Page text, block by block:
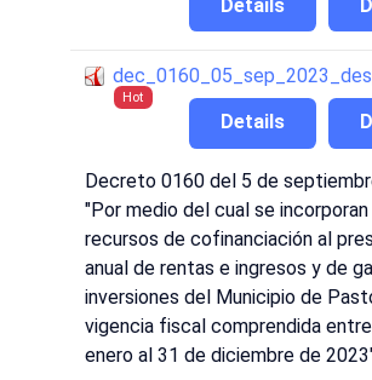
Details
Hot
Details
Decreto 0160 del 5 de
"Por medio del cual se incorporan
recursos de cofinanciación al
anual de rentas e ingresos y de
inversiones del Municipio de
vigencia fiscal comprendida
enero al 31 de diciembre de